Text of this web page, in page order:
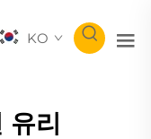
KO
유리